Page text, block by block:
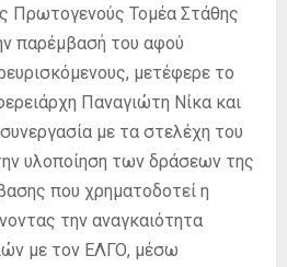
Πρωτογενούς Τομέα Στάθης
παρέμβασή του αφού
μετέφερε το
Παναγιώτη Νίκα και
με τα στελέχη του
υλοποίηση των δράσεων της
που χρηματοδοτεί η
την αναγκαιότητα
με τον ΕΛΓΟ, μέσω